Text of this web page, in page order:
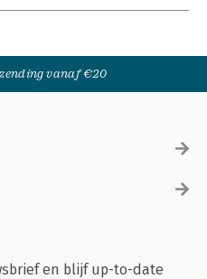
vanaf €20
en blijf up-to-date